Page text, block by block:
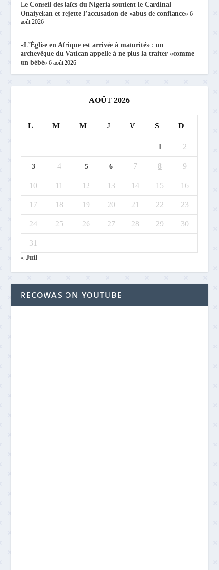
Le Conseil des laïcs du Nigeria soutient le Cardinal
Onaiyekan et rejette l’accusation de «abus de confiance» 6
août 2026
«L’Église en Afrique est arrivée à maturité» : un
archevêque du Vatican appelle à ne plus la traiter «comme
un bébé» 6 août 2026
AOÛT 2026
L M M J V S D
1 2
3 4 5 6 7 8 9
10 11 12 13 14 15 16
17 18 19 20 21 22 23
24 25 26 27 28 29 30
31
« Juil
RECOWAS ON YOUTUBE